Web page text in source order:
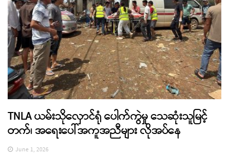
TNLA ယမ်းသိုလှောင်ရုံ ပေါက်ကွဲမှု သေဆုံးသူမြင့်
တက်၊ အရေးပေါ်အကူအညီများ လိုအပ်နေ
June 1, 2026